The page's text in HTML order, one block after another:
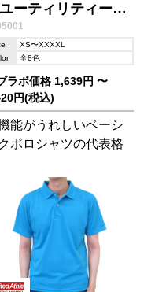
ーティリティーポ
ャツ
XS〜XXXXL
全8色
ラボ価格 1,639円 〜
円(税込)
能がうれしいベーシ
ポロシャツの代表格